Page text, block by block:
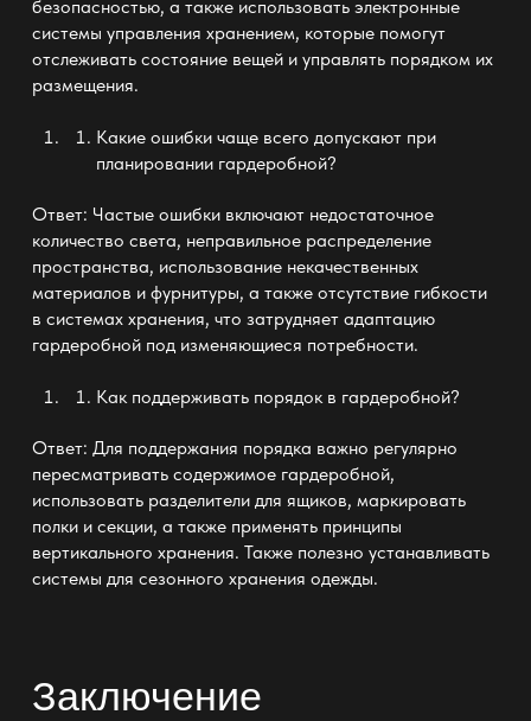
безопасностью, а также использовать электронные
системы управления хранением, которые помогут
отслеживать состояние вещей и управлять порядком их
размещения.
Какие ошибки чаще всего допускают при
планировании гардеробной?
Ответ: Частые ошибки включают недостаточное
количество света, неправильное распределение
пространства, использование некачественных
материалов и фурнитуры, а также отсутствие гибкости
в системах хранения, что затрудняет адаптацию
гардеробнойпод изменяющиеся потребности.
Как поддерживать порядок в гардеробной?
Ответ: Для поддержания порядка важно регулярно
пересматривать содержимое гардеробной,
использовать разделители для ящиков, маркировать
полки и секции, а также применять принципы
вертикального хранения. Также полезно устанавливать
системы для сезонного хранения одежды.
Заключение